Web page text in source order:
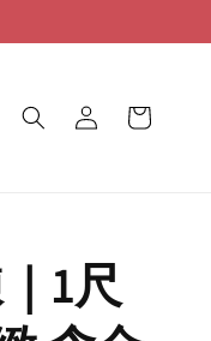
1尺